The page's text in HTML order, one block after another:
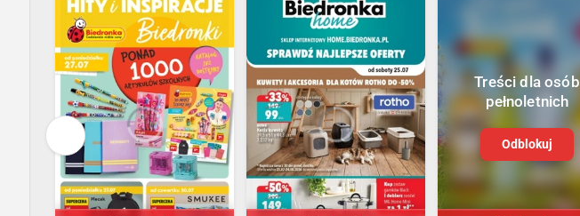
Treści dla osób
pełnoletnich
Odblokuj